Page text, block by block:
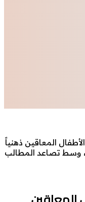
المعاقين ذهنياً
وسط تصاعد المطالب